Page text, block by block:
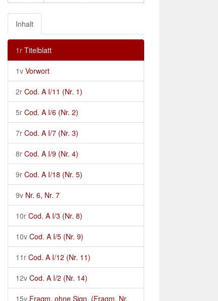
Inhalt
1r Titelblatt
1v Vorwort
2r Cod. A I/11 (Nr. 1)
5r Cod. A I/6 (Nr. 2)
7r Cod. A I/7 (Nr. 3)
8r Cod. A I/9 (Nr. 4)
9r Cod. A I/18 (Nr. 5)
9v Nr. 6, Nr. 7
10r Cod. A I/3 (Nr. 8)
10v Cod. A I/5 (Nr. 9)
11r Cod. A I/12 (Nr. 11)
12v Cod. A I/2 (Nr. 14)
15v Fragm. ohne Sign. (Fragm. Nr.